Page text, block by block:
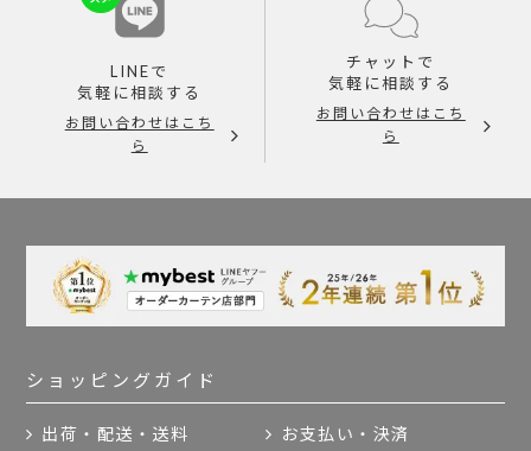
LINEで
気軽に相談する
お問い合わせはこち
ら
チャットで
気軽に相談する
お問い合わせはこち
ら
ショッピングガイド
出荷・配送・送料 お支払い・決済